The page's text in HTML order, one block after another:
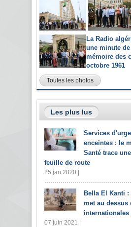
La Radio
une minute
mémoire des
octobre 1961
Toutes les photos
Les plus lus
Services
enceintes : le
Santé trace
feuille de route
25 jan 2020 |
Bella El Kanti :
met au dessus
internationales
07 juin 2021 |